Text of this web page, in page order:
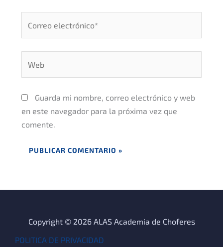
electrónico*
Guarda mi nombre, correo electrónico y web
en este navegador para la próxima vez que
comente.
Copyright © 2026 ALAS Academia de Choferes
POLITICA DE PRIVACIDAD